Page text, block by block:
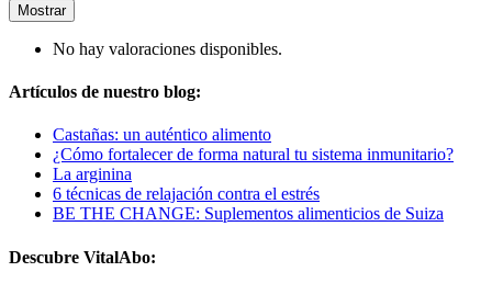
Mostrar
No hay valoraciones disponibles.
Artículos de nuestro blog:
Castañas: un auténtico alimento
¿Cómo fortalecer de forma natural tu sistema inmunitario?
La arginina
6 técnicas de relajación contra el estrés
BE THE CHANGE: Suplementos alimenticios de Suiza
Descubre VitalAbo: